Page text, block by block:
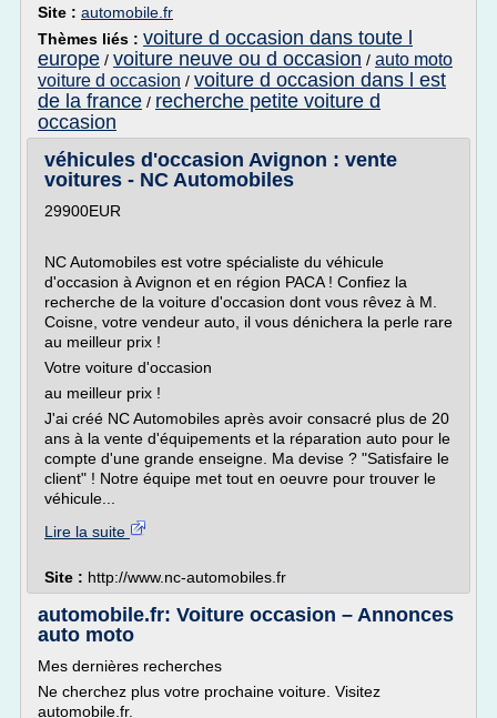
Site : automobile.fr
Thèmes liés : voiture d occasion dans toute l
europe / voiture neuve ou d occasion / auto moto
voiture d occasion / voiture d occasion dans l est
de la france / recherche petite voiture d
occasion
véhicules d'occasion Avignon : vente
voitures - NC Automobiles
29900EUR
NC Automobiles est votre spécialiste du véhicule
d'occasion à Avignon et en région PACA ! Confiez la
recherche de la voiture d'occasion dont vous rêvez à M.
Coisne, votre vendeur auto, il vous dénichera la perle rare
au meilleur prix !
Votre voiture d'occasion
au meilleur prix !
J'ai créé NC Automobiles après avoir consacré plus de 20
ans à la vente d'équipements et la réparation auto pour le
compte d'une grande enseigne. Ma devise ? "Satisfaire le
client" ! Notre équipe met tout en oeuvre pour trouver le
véhicule...
Lire la suite
Site : http://www.nc-automobiles.fr
automobile.fr: Voiture occasion – Annonces
auto moto
Mes dernières recherches
Ne cherchez plus votre prochaine voiture. Visitez
automobile.fr.